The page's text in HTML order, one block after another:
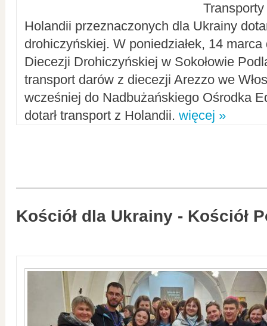
Holandii przeznaczonych dla Ukrainy
drohiczyńskiej. W poniedziałek, 14
Diecezji Drohiczyńskiej w Sokołowie
transport darów z diecezji Arezzo we
wcześniej do Nadbużańskiego Ośrodka
dotarł transport z Holandii. więcej »
Kościół dla Ukrainy - Kościół